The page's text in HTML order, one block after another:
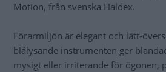
Motion, från svenska Haldex.
Förarmiljön är elegant och lätt-
blålysande instrumenten ger
mysigt eller irriterande för ögonen,